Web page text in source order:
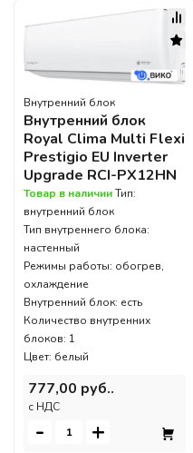
Внутренний блок
Внутренний блок
Royal Clima Multi Flexi
Prestigio EU Inverter
Upgrade RCI-PX12HN
Товар в наличииТип:
внутренний блок
Тип внутреннего блока:
настенный
Режимы работы: обогрев,
охлаждение
Внутренний блок: есть
Количество внутренних
блоков: 1
Цвет: белый
777,00 руб..
c НДС
- +